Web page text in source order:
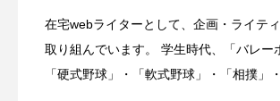
在宅webライターとして、企画・ライテ
取り組んでいます。 学生時代、「バレー
「硬式野球」・「軟式野球」・「相撲」
始め方も含めてご紹介！
2022.03.22 【カバディ】魅力５選を紹